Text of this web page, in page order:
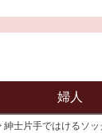
婦人
紳士片手ではけるソ